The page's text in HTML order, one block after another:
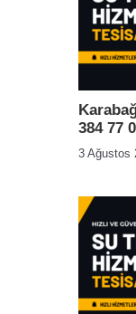
384 77
3 Ağustos